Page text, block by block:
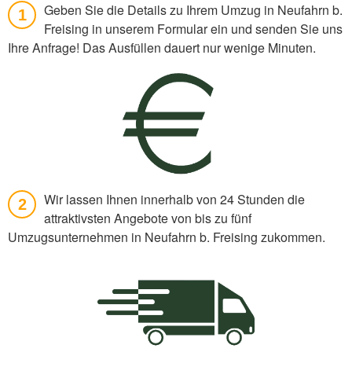
1
Geben Sie die Details zu Ihrem Umzug in Neufahrn b.
Freising in unserem Formular ein und senden Sie uns
Ihre Anfrage! Das Ausfüllen dauert nur wenige Minuten.
2
Wir lassen Ihnen innerhalb von 24 Stunden die
attraktivsten Angebote von bis zu fünf
Umzugsunternehmen in Neufahrn b. Freising zukommen.